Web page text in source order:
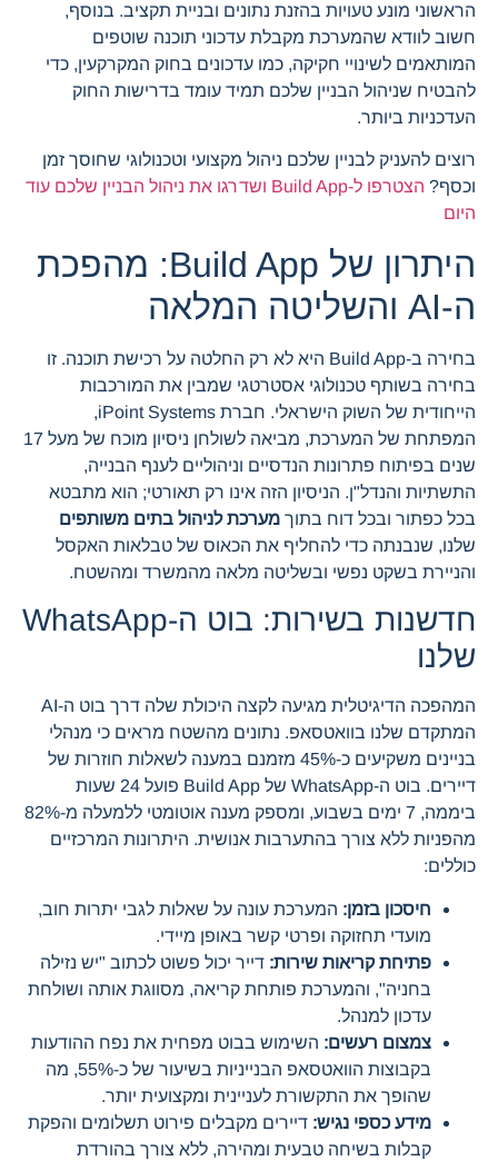
הראשוני מונע טעויות בהזנת נתונים ובניית תקציב. בנוסף,
חשוב לוודא שהמערכת מקבלת עדכוני תוכנה שוטפים
המותאמים לשינויי חקיקה, כמו עדכונים בחוק המקרקעין, כדי
להבטיח שניהול הבניין שלכם תמיד עומד בדרישות החוק
העדכניות ביותר.
רוצים להעניק לבניין שלכם ניהול מקצועי וטכנולוגי שחוסך זמן
וכסף?
הצטרפו ל-Build App ושדרגו את ניהול הבניין שלכם עוד
היום
היתרון של Build App: מהפכת
ה-AI והשליטה המלאה
בחירה ב-Build App היא לא רק החלטה על רכישת תוכנה. זו
בחירה בשותף טכנולוגי אסטרטגי שמבין את המורכבות
הייחודית של השוק הישראלי. חברת iPoint Systems,
המפתחת של המערכת, מביאה לשולחן ניסיון מוכח של מעל 17
שנים בפיתוח פתרונות הנדסיים וניהוליים לענף הבנייה,
התשתיות והנדל"ן. הניסיון הזה אינו רק תאורטי; הוא מתבטא
בכל כפתור ובכל דוח בתוך מערכת לניהול בתים משותפים
שלנו, שנבנתה כדי להחליף את הכאוס של טבלאות האקסל
והניירת בשקט נפשי ובשליטה מלאה מהמשרד ומהשטח.
חדשנות בשירות: בוט ה-WhatsApp
שלנו
המהפכה הדיגיטלית מגיעה לקצה היכולת שלה דרך בוט ה-AI
המתקדם שלנו בוואטסאפ. נתונים מהשטח מראים כי מנהלי
בניינים משקיעים כ-45% מזמנם במענה לשאלות חוזרות של
דיירים. בוט ה-WhatsApp של Build App פועל 24 שעות
ביממה, 7 ימים בשבוע, ומספק מענה אוטומטי ללמעלה מ-82%
מהפניות ללא צורך בהתערבות אנושית. היתרונות המרכזיים
כוללים:
חיסכון בזמן: המערכת עונה על שאלות לגבי יתרות חוב,
מועדי תחזוקה ופרטי קשר באופן מיידי.
פתיחת קריאות שירות: דייר יכול פשוט לכתוב "יש נזילה
בחניה", והמערכת פותחת קריאה, מסווגת אותה ושולחת
עדכון למנהל.
צמצום רעשים: השימוש בבוט מפחית את נפח ההודעות
בקבוצות הוואטסאפ הבנייניות בשיעור של כ-55%, מה
שהופך את התקשורת לעניינית ומקצועית יותר.
מידע כספי נגיש: דיירים מקבלים פירוט תשלומים והפקת
קבלות בשיחה טבעית ומהירה, ללא צורך בהורדת